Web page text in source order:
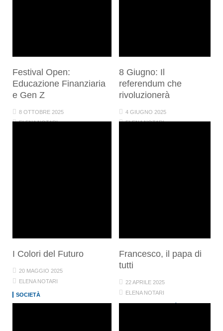
Festival Open:
Educazione Finanziaria
e Gen Z
8 OTTOBRE 2025
ELENA NOTARI
8 Giugno: Il
referendum che
rivoluzionerà
4 GIUGNO 2025
ELENA NOTARI
I Colori del Futuro
20 MAGGIO 2025
ELENA NOTARI
SOCIETÀ
Francesco, il papa di
tutti
22 APRILE 2025
ELENA NOTARI